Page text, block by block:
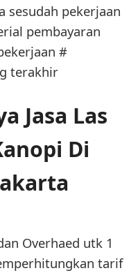
sesudah pekerjaan
pembayaran
#
terakhir
Jasa Las
Di
Overhaed utk 1
tarif